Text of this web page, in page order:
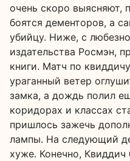
очень скоро выясняют,
боятся дементоров, а
убийцу. Ниже, с
издательства Росмэн,
книги. Матч по
ураганный ветер
замка, а дождь полил
коридорах и классах
пришлось зажечь
лампы. На следующий
хуже. Конечно, Квиддич